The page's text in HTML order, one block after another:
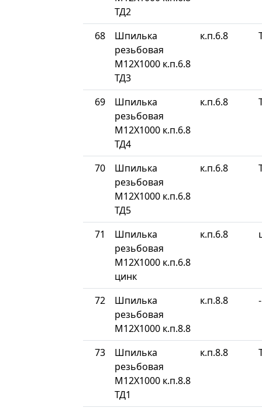
ТД2
68
Шпилька
резьбовая
М12Х1000 к.п.6.8
ТД3
к.п.6.8
69
Шпилька
резьбовая
М12Х1000 к.п.6.8
ТД4
к.п.6.8
70
Шпилька
резьбовая
М12Х1000 к.п.6.8
ТД5
к.п.6.8
71
Шпилька
резьбовая
М12Х1000 к.п.6.8
цинк
к.п.6.8
72
Шпилька
резьбовая
М12Х1000 к.п.8.8
к.п.8.8 -
73
Шпилька
резьбовая
М12Х1000 к.п.8.8
ТД1
к.п.8.8